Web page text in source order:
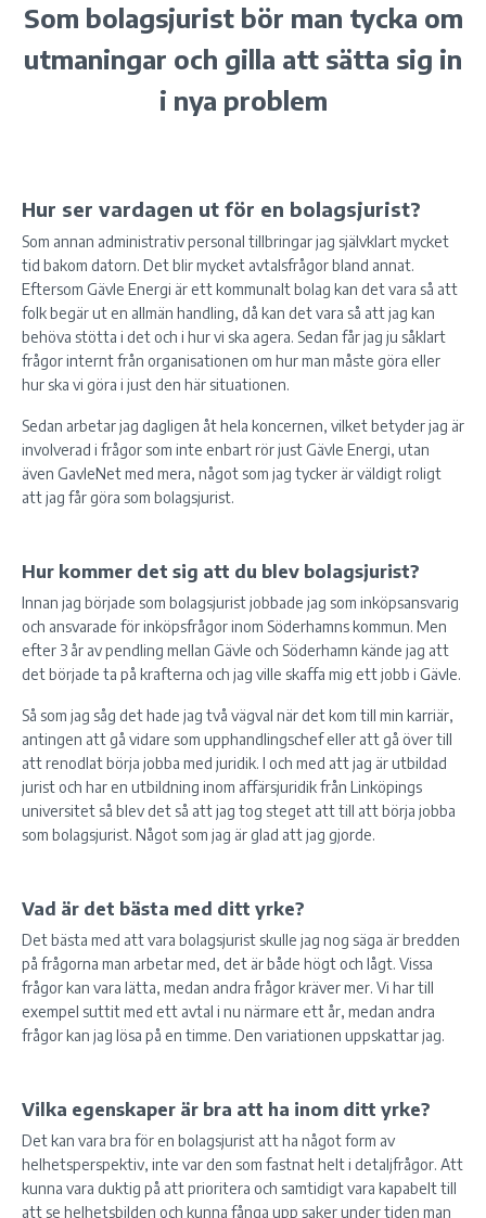
Som bolagsjurist bör man tycka om
utmaningar och gilla att sätta sig in
i nya problem
Hur ser vardagen ut för en bolagsjurist?
Som annan administrativ personal tillbringar jag självklart mycket
tid bakom datorn. Det blir mycket avtalsfrågor bland annat.
Eftersom Gävle Energi är ett kommunalt bolag kan det vara så att
folk begär ut en allmän handling, då kan det vara så att jag kan
behöva stötta i det och i hur vi ska agera. Sedan får jag ju såklart
frågor internt från organisationen om hur man måste göra eller
hur ska vi göra i just den här situationen.
Sedan arbetar jag dagligen åt hela koncernen, vilket betyder jag är
involverad i frågor som inte enbart rör just Gävle Energi, utan
även GavleNet med mera, något som jag tycker är väldigt roligt
att jag får göra som bolagsjurist.
Hur kommer det sig att du blev bolagsjurist?
Innan jag började som bolagsjurist jobbade jag som inköpsansvarig
och ansvarade för inköpsfrågor inom Söderhamns kommun. Men
efter 3 år av pendling mellan Gävle och Söderhamn kände jag att
det började ta på krafterna och jag ville skaffa mig ett jobb i Gävle.
Så som jag såg det hade jag två vägval när det kom till min karriär,
antingen att gå vidare som upphandlingschef eller att gå över till
att renodlat börja jobba med juridik. I och med att jag är utbildad
jurist och har en utbildning inom affärsjuridik från Linköpings
universitet så blev det så att jag tog steget att till att börja jobba
som bolagsjurist. Något som jag är glad att jag gjorde.
Vad är det bästa med ditt yrke?
Det bästa med att vara bolagsjurist skulle jag nog säga är bredden
på frågorna man arbetar med, det är både högt och lågt. Vissa
frågor kan vara lätta, medan andra frågor kräver mer. Vi har till
exempel suttit med ett avtal i nu närmare ett år, medan andra
frågor kan jag lösa på en timme. Den variationen uppskattar jag.
Vilka egenskaper är bra att ha inom ditt yrke?
Det kan vara bra för en bolagsjurist att ha något form av
helhetsperspektiv, inte var den som fastnat helt i detaljfrågor. Att
kunna vara duktig på att prioritera och samtidigt vara kapabelt till
att se helhetsbilden och kunna fånga upp saker under tiden man